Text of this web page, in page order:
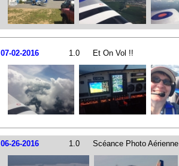
07-02-2016 1.0 Et On Vol !!
06-26-2016 1.0 Scéance Photo Aérienne